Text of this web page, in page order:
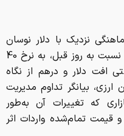
نزدیک با دلار نوسان
می‌کند، امروز با کاهش 30 تومانی نسبت به روز قبل، به نرخ 40
افت دلار و درهم از نگاه
ارزی، بیانگر تداوم مدیریت
که تغییرات آن به‌طور
قیمت تمام‌شده واردات اثر